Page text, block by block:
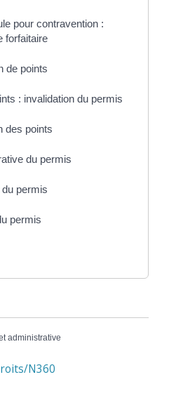
pour contravention :
forfaitaire
de points
: invalidation du permis
des points
du permis
permis
permis
administrative
N360